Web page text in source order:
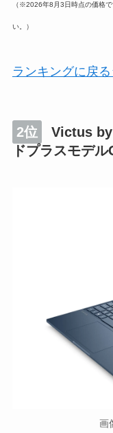
（※2026年8月3日時点の価格
い。）
ランキングに戻る
2位
Victus by
ドプラスモデル
画